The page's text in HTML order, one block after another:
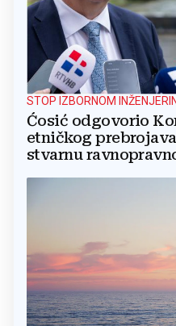
STOP IZBORNOM
Ćosić odgovorio
etničkog
stvarnu